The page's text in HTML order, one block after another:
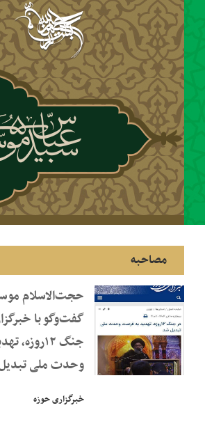
حجت‌الاسلام موسوی‌مطلق در
گفت‌وگو با خبرگزاری حوزه: در
جنگ ۱۲روزه، تهدید به فرصت
وحدت ملی تبدیل شد